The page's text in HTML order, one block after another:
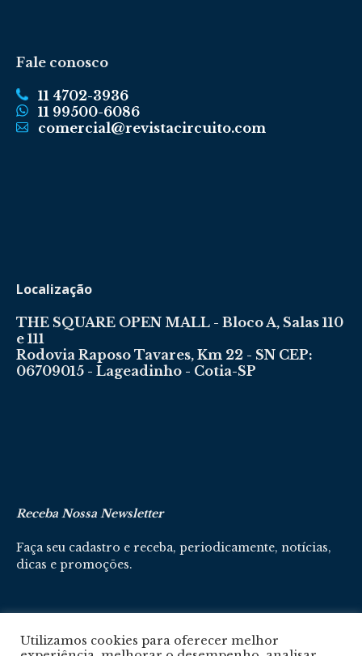
Fale conosco
11 4702-3936
11 99500-6086
comercial@revistacircuito.com
Localização
THE SQUARE OPEN MALL - Bloco A, Salas 110
e 111
Rodovia Raposo Tavares, Km 22 - SN CEP:
06709015 - Lageadinho - Cotia-SP
Receba Nossa Newsletter
Faça seu cadastro e receba, periodicamente, notícias,
dicas e promoções.
Cadastre-se aqui
Utilizamos cookies para oferecer melhor